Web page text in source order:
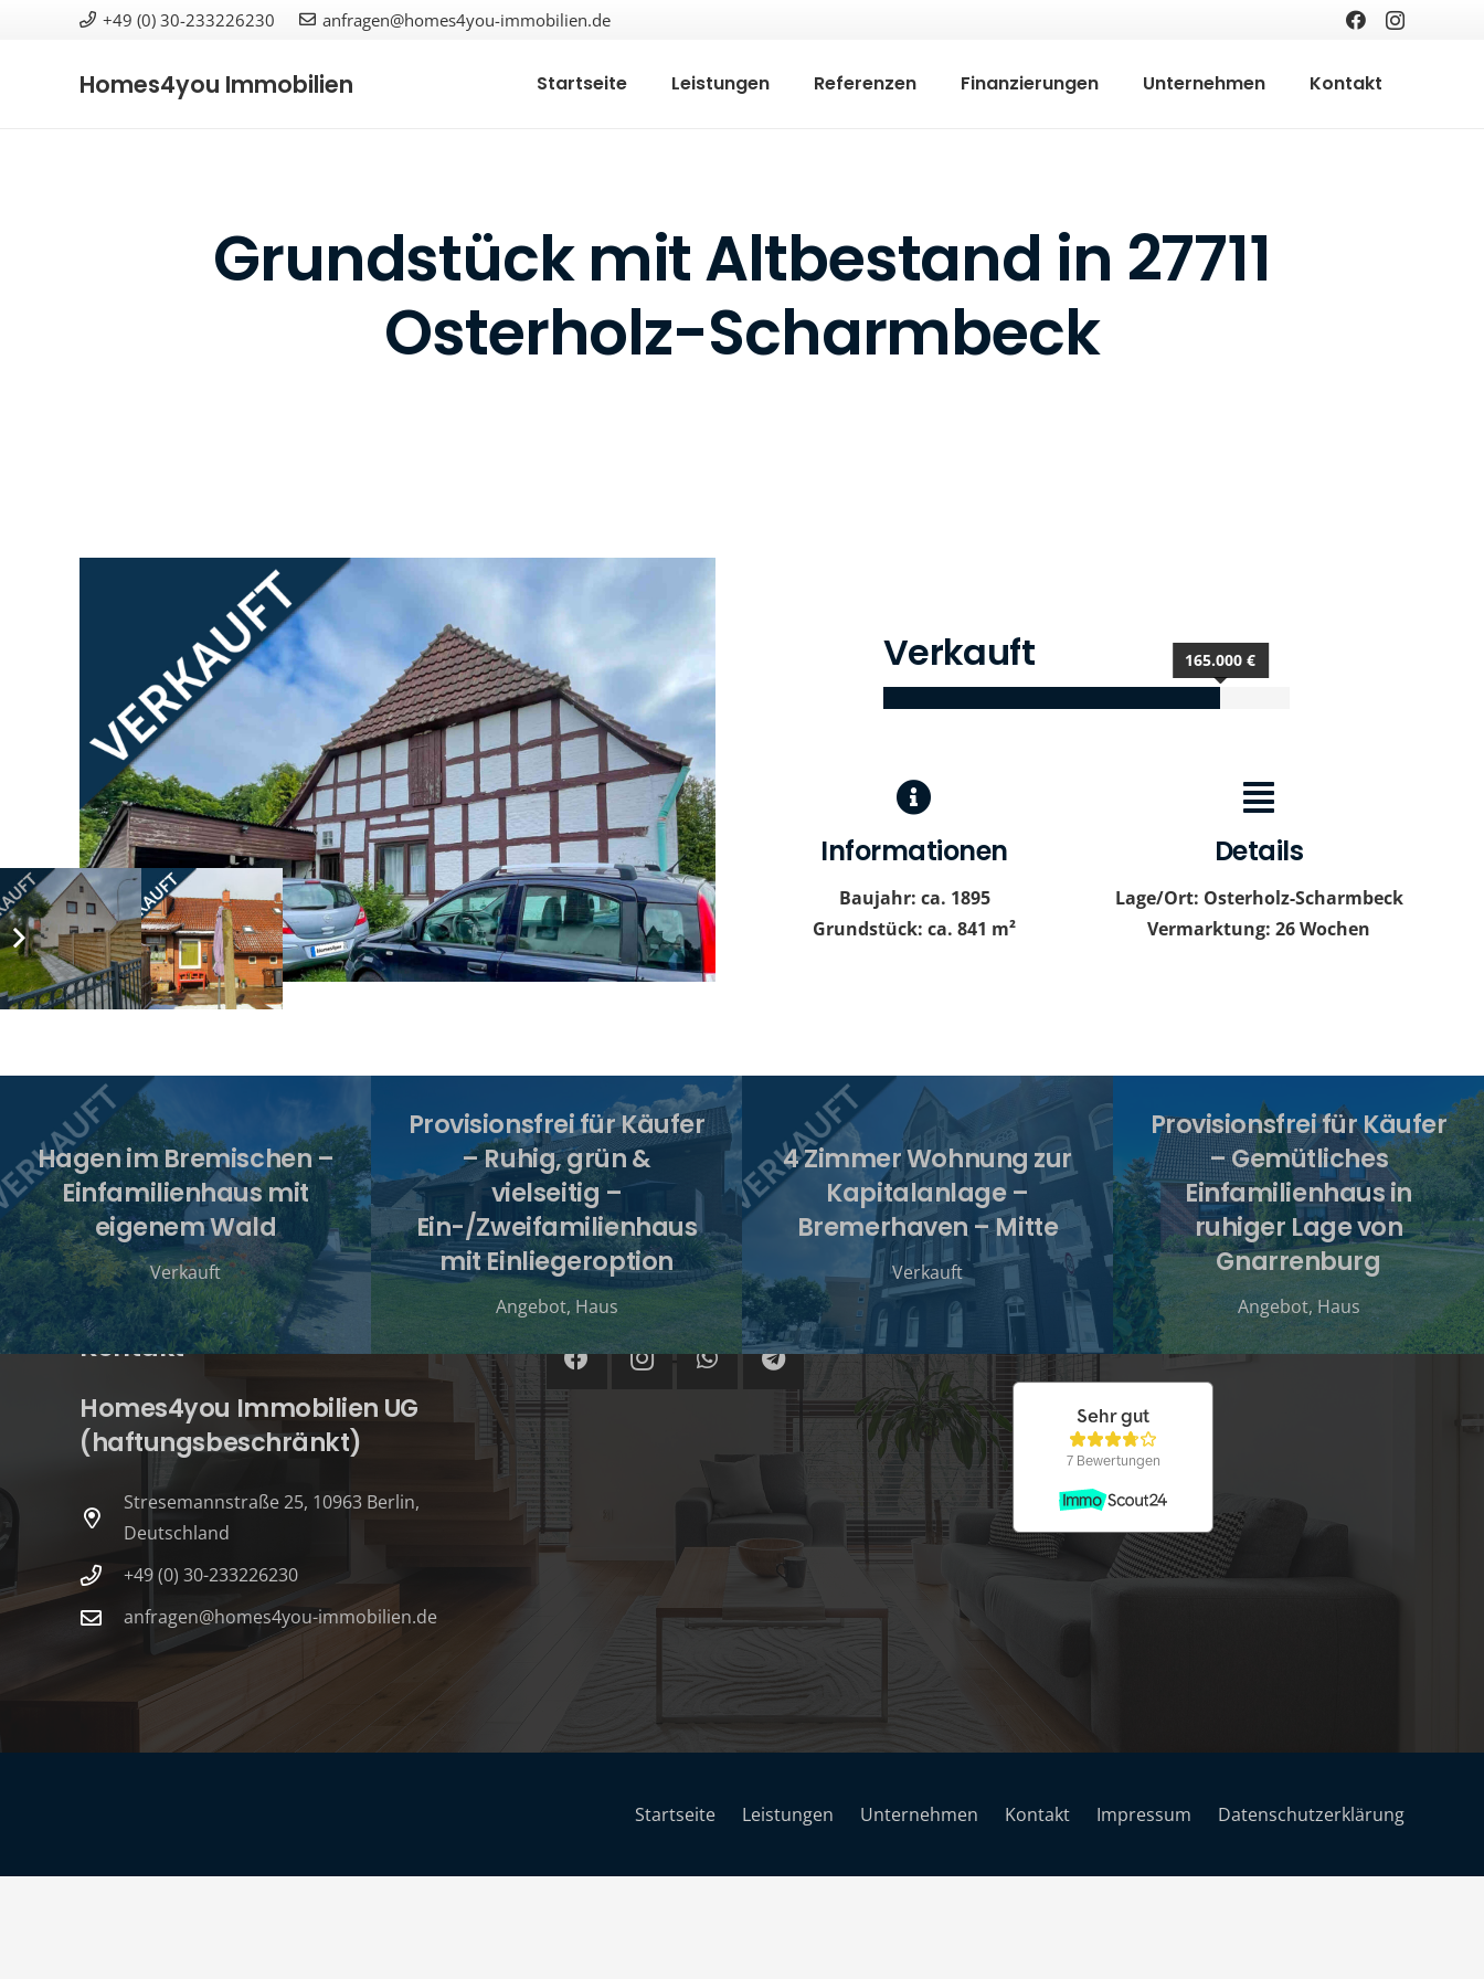
+49 (0) 30-233226230 anfragen@homes4you-immobilien.de
Homes4you Immobilien Startseite Leistungen Referenzen Finanzierungen Unternehmen Kontakt
Grundstück mit Altbestand in 27711
Osterholz-Scharmbeck
Verkauft 165.000 €
Informationen
Baujahr: ca. 1895
Grundstück: ca. 841 m²
Details
Lage/Ort: Osterholz-Scharmbeck
Vermarktung: 26 Wochen
Hagen im Bremischen –
Einfamilienhaus mit
eigenem Wald
Verkauft
Provisionsfrei für Käufer
– Ruhig, grün &
vielseitig –
Ein-/Zweifamilienhaus
mit Einliegeroption
Angebot, Haus
4 Zimmer Wohnung zur
Kapitalanlage –
Bremerhaven – Mitte
Verkauft
Provisionsfrei für Käufer
– Gemütliches
Einfamilienhaus in
ruhiger Lage von
Gnarrenburg
Angebot,Haus
Kontakt
Homes4you Immobilien UG
(haftungsbeschränkt)
Stresemannstraße 25, 10963 Berlin,
Deutschland
+49 (0) 30-233226230
anfragen@homes4you-immobilien.de
Startseite Leistungen Unternehmen Kontakt Impressum Datenschutzerklärung